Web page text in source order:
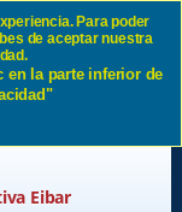
SD
Eibar
Para poder
de aceptar nuestra
en la parte inferior de